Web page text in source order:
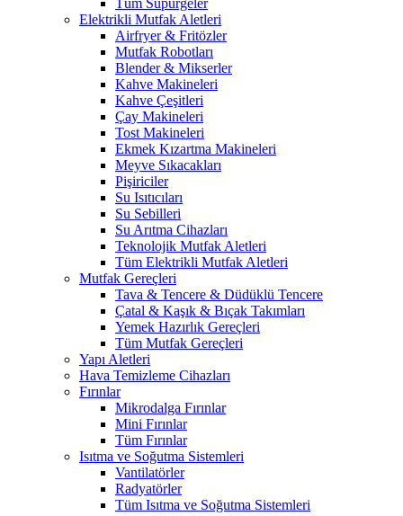
Tüm Süpürgeler
Elektrikli Mutfak Aletleri
Airfryer & Fritözler
Mutfak Robotları
Blender & Mikserler
Kahve Makineleri
Kahve Çeşitleri
Çay Makineleri
Tost Makineleri
Ekmek Kızartma Makineleri
Meyve Sıkacakları
Pişiriciler
Su Isıtıcıları
Su Sebilleri
Su Arıtma Cihazları
Teknolojik Mutfak Aletleri
Tüm Elektrikli Mutfak Aletleri
Mutfak Gereçleri
Tava & Tencere & Düdüklü Tencere
Çatal & Kaşık & Bıçak Takımları
Yemek Hazırlık Gereçleri
Tüm Mutfak Gereçleri
Yapı Aletleri
Hava Temizleme Cihazları
Fırınlar
Mikrodalga Fırınlar
Mini Fırınlar
Tüm Fırınlar
Isıtma ve Soğutma Sistemleri
Vantilatörler
Radyatörler
Tüm Isıtma ve Soğutma Sistemleri